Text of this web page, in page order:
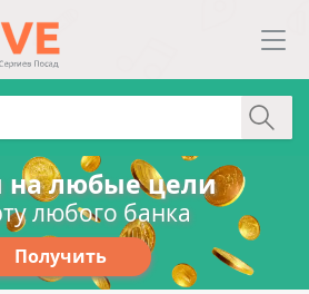
на любые цели
любого банка
Получить